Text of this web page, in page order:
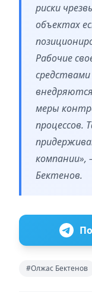
риски
объектах
Рабочие
меры
процессов.
компании»,
Бектенов.
#Олжас Бектенов